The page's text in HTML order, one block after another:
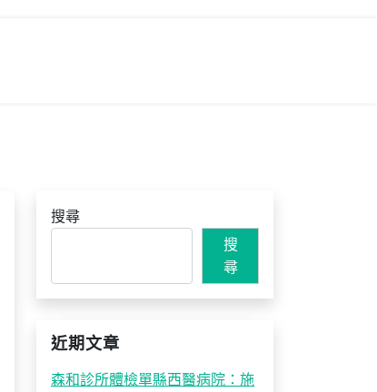
搜尋
搜
尋
近期文章
森和診所體檢單縣西醫病院：施